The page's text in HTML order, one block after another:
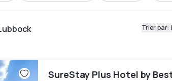
Trier par:
SureStay Plus Hotel by